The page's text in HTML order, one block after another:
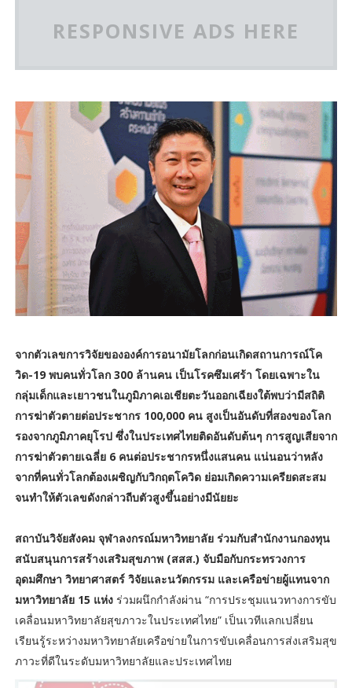
RESPONSIVE ADS HERE
จากตัวเลขการวิจัยขององค์การอนามัยโลกก่อนเกิดสถานการณ์โค
วิด-19 พบคนทั่วโลก 300 ล้านคน เป็นโรคซึมเศร้า โดยเฉพาะใน
กลุ่มเด็กและเยาวชนในภูมิภาคเอเชียตะวันออกเฉียงใต้พบว่ามีสถิติ
การฆ่าตัวตายต่อประชากร 100,000 คน สูงเป็นอันดับที่สองของโลก
รองจากภูมิภาคยุโรป ซึ่งในประเทศไทยติดอันดับต้นๆ การสูญเสียจาก
การฆ่าตัวตายเฉลี่ย 6 คนต่อประชากรหนึ่งแสนคน แน่นอนว่าหลัง
จากที่คนทั่วโลกต้องเผชิญกับวิกฤตโควิด ย่อมเกิดความเครียดสะสม
จนทำให้ตัวเลขดังกล่าวถีบตัวสูงขึ้นอย่างมีนัยยะ
สถาบันวิจัยสังคม จุฬาลงกรณ์มหาวิทยาลัย ร่วมกับสำนักงานกองทุน
สนับสนุนการสร้างเสริมสุขภาพ (สสส.) จับมือกับกระทรวงการ
อุดมศึกษา วิทยาศาสตร์ วิจัยและนวัตกรรม และเครือข่ายผู้แทนจาก
มหาวิทยาลัย 15 แห่งร่วมผนึกกำลังผ่าน “การประชุมแนวทางการขับ
เคลื่อนมหาวิทยาลัยสุขภาวะในประเทศไทย” เป็นเวทีแลกเปลี่ยน
เรียนรู้ระหว่างมหาวิทยาลัยเครือข่ายในการขับเคลื่อนการส่งเสริมสุข
ภาวะที่ดีในระดับมหาวิทยาลัยและประเทศไทย